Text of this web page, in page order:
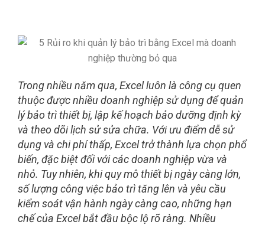
Trong nhiều năm qua, Excel luôn là công cụ quen
thuộc được nhiều doanh nghiệp sử dụng để quản
lý bảo trì thiết bị, lập kế hoạch bảo dưỡng định kỳ
và theo dõi lịch sử sửa chữa. Với ưu điểm dễ sử
dụng và chi phí thấp, Excel trở thành lựa chọn phổ
biến, đặc biệt đối với các doanh nghiệp vừa và
nhỏ. Tuy nhiên, khi quy mô thiết bị ngày càng lớn,
số lượng công việc bảo trì tăng lên và yêu cầu
kiểm soát vận hành ngày càng cao, những hạn
chế của Excel bắt đầu bộc lộ rõ ràng. Nhiều